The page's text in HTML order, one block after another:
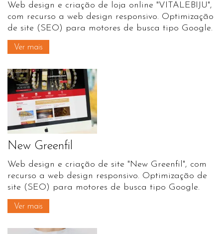
Web design e criação de loja online "VITALEBIJU",
com recurso a web design responsivo. Optimização
de site (SEO) para motores de busca tipo Google.
Ver mais
New Greenfil
Web design e criação de site "New Greenfil", com
recurso a web design responsivo. Optimização de
site (SEO) para motores de busca tipo Google.
Ver mais